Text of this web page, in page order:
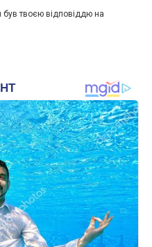
твоєю відповіддю на